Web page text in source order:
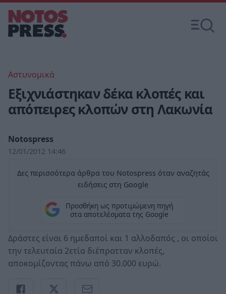
Αστυνομικά
Εξιχνιάστηκαν δέκα κλοπές και
απόπειρες κλοπών στη Λακωνία
Notospress
12/01/2012 14:46
Δες περισσότερα άρθρα του Notospress όταν αναζητάς
ειδήσεις στη Google
Προσθήκη ως προτιμώμενη πηγή
στα αποτελέσματα της Google
Δράστες είναι 6 ημεδαποί και 1 αλλοδαπός , οι οποίοι
την τελευταία 2ετία διέπρατταν κλοπές,
αποκομίζοντας πάνω από 30.000 ευρώ.